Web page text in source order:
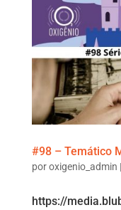
#98 – Temático
poroxigenio_admin |
https://